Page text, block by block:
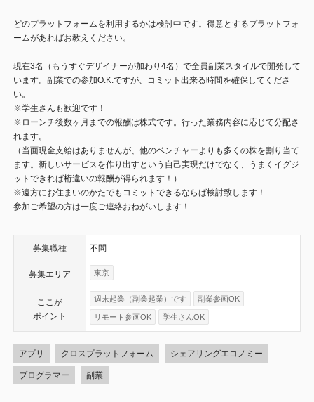
どのプラットフォームを利用するかは検討中です。得意とするプラットフォ
ームがあればお教えください。
現在3名（もうすぐデザイナーが加わり4名）で全員副業スタイルで開発して
います。副業での参加O.K.ですが、コミット出来る時間を確保してくださ
い。
※学生さんも歓迎です！
※ローンチ後数ヶ月までの報酬は株式です。行った業務内容に応じて分配さ
れます。
（当面現金支給はありませんが、他のベンチャーよりも多くの株を割り当て
ます。新しいサービスを作り出すという自己実現だけでなく、うまくイグジ
ットできれば桁違いの報酬が得られます！）
※遠方にお住まいのかたでもコミットできるならば検討致します！
参加ご希望の方は一度ご連絡おねがいします！
募集職種 不問
募集エリア 東京
ここが
ポイント
週末起業（副業起業）です 副業参画OK
リモート参画OK 学生さんOK
アプリ クロスプラットフォーム シェアリングエコノミー
プログラマー 副業